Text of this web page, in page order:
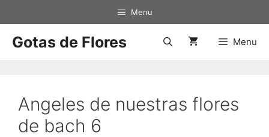
Menu
Gotas de Flores Menu
Angeles de nuestras flores
de bach 6